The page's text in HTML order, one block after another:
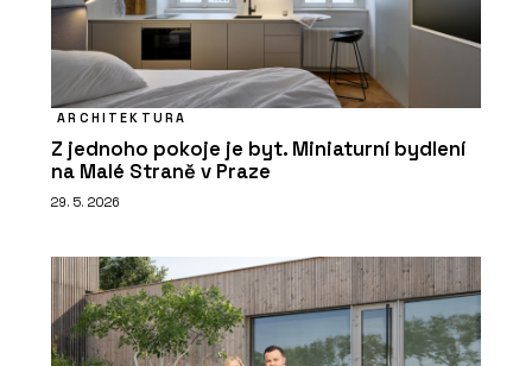
ARCHITEKTURA
Z jednoho pokoje je byt. Miniaturní bydlení
na Malé Straně v Praze
29. 5. 2026